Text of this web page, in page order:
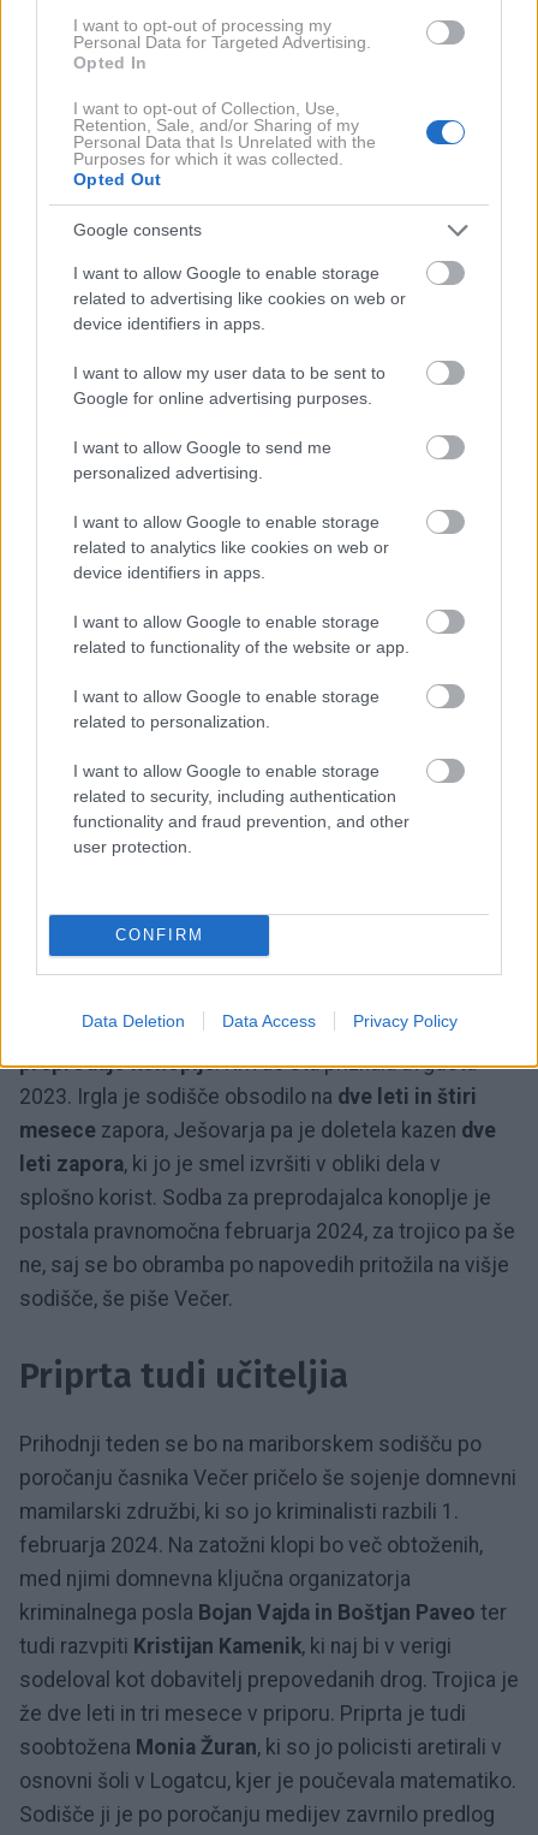
I want to opt-out of processing my
Personal Data for Targeted Advertising.
Opted In
I want to opt-out of Collection, Use,
Retention, Sale, and/or Sharing of my
Personal Data that Is Unrelated with the
Purposes for which it was collected.
Opted Out
Google consents
I want to allow Google to enable storage
related to advertising like cookies on web or
device identifiers in apps.
I want to allow my user data to be sent to
Google for online advertising purposes.
I want to allow Google to send me
personalized advertising.
I want to allow Google to enable storage
related to analytics like cookies on web or
device identifiers in apps.
I want to allow Google to enable storage
related to functionality of the website or app.
I want to allow Google to enable storage
related to personalization.
I want to allow Google to enable storage
related to security, including authentication
functionality and fraud prevention, and other
user protection.
CONFIRM
Data Deletion Data Access Privacy Policy
Denar je čudežno izginil
V nadaljevanju preiskave je tajni delavec po pisanju
Večera odigral ključno vlogo pri tako imenovanih
navideznih odkupih droge
. Barovič mu je 16. aprila
, dva tedna
pozneje, na dan sklepne akcije, pa šetri kilograme in
. Iz kazenske ovadbe je izhajalo, da je tajni
delavec takrat Baroviču in Sašu Vambergerju izročil
105.000 evrov . Denar naj bi Vamberger predal
izgubila. Med hišnimi preiskavami so kriminalisti v
kokaina, 105.000 evrovpa nikoli niso izsledili.
V začetku sodnega procesa sta morala s trojico na
Ješovar, ki jima je tožilstvo očitalo
gojenje in
preprodajo konoplje. Krivdo sta priznala avgusta
2023. Irgla je sodišče obsodilo na dve leti in štiri
mesece zapora, Ješovarja pa je doletela kazen dve
leti zapora, ki jo je smel izvršiti v obliki dela v
splošno korist. Sodba za preprodajalca konoplje je
postala pravnomočna februarja 2024, za trojico pa še
ne, saj se bo obramba po napovedih pritožila na višje
sodišče, še piše Večer.
Priprta tudi učiteljia
Prihodnji teden se bo na mariborskem sodišču po
poročanju časnika Večer pričelo še sojenje domnevni
mamilarski združbi, ki so jo kriminalisti razbili 1.
februarja 2024. Na zatožni klopi bo več obtoženih,
med njimi domnevna ključna organizatorja
kriminalnega posla Bojan Vajda in Boštjan Paveo ter
tudi razvpiti Kristijan Kamenik, ki naj bi v verigi
sodeloval kot dobavitelj prepovedanih drog. Trojica je
že dve leti in tri mesece v priporu. Priprta je tudi
soobtožena Monia Žuran, ki so jo policisti aretirali v
osnovni šoli v Logatcu, kjer je poučevala matematiko.
Sodišče ji je po poročanju medijev zavrnilo predlog